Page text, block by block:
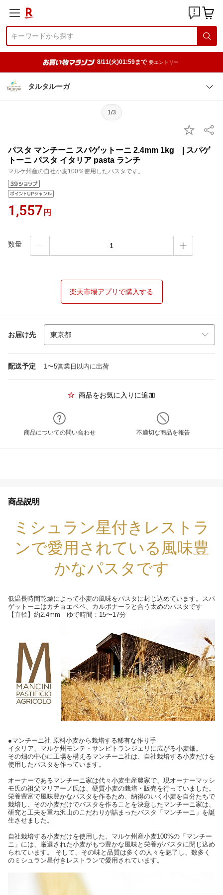
8/11(火)01:59まで 要エントリー
タルタルーガ
1/3
パスタ マンチーニ スパゲットーニ 2.4mm 1kg | スパゲ
トーニ パスタ イタリア pasta ランチ
マルケ州産の自社小麦100％使用したパスタです。
1,557 円
数量
楽天市場アプリで購入する
お届け先
配送予定 1〜5営業日以内に出荷
商品をお気に入りに追加
商品についての問い合わせ 不適切な商品を報告
商品説明
ミシュラン星付きレストラ
ンで愛用されている風味豊
かなパスタです
低温長時間乾燥によって小麦の風味をパスタに封じ込めています。スパ
ゲットーニはカチョエペペ、カルボナーラと合う太めのパスタです
【直径】約2.4mm ゆで時間：15〜17分
●マンチーニ社 原料小麦から栽培する稀有な作り手
イタリア、マルケ州モンテ・サンピトランジェリに広がる小麦畑。
その畑の中心に工場を構えるマンチーニ社は、自社栽培する小麦だけを
使用したパスタを作っています。
オーナーであるマンチーニ家は代々小麦生産農家で、現オーナーマッシ
モ氏の祖父マリアーノ氏は、硬質小麦の栽培・販売を行っていました。
栄養豊富で風味豊かなパスタを作るため、納得のいく小麦を自分たちで
栽培し、その小麦だけでパスタを作ることを決意したマンチーニ家は、
研究と工夫を重ね沢山のこだわりが詰まったパスタ「マンチーニ」を誕
生させました。
自社栽培する小麦だけを使用した、マルケ州産小麦100%の「マンチー
ニ」には、厳選された小麦がもつ豊かな風味と栄養がパスタに閉じ込め
られています。 そして、その味と品質は多くの人々を魅了し、数多く
のミシュラン星付きレストランで愛用されています。